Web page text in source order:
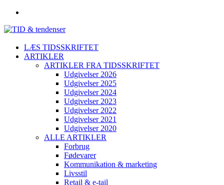
LÆS TIDSSKRIFTET
ARTIKLER
ARTIKLER FRA TIDSSKRIFTET
Udgivelser 2026
Udgivelser 2025
Udgivelser 2024
Udgivelser 2023
Udgivelser 2022
Udgivelser 2021
Udgivelser 2020
ALLE ARTIKLER
Forbrug
Fødevarer
Kommunikation & marketing
Livsstil
Retail & e-tail